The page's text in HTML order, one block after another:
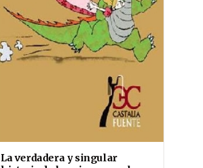
La verdadera y singular